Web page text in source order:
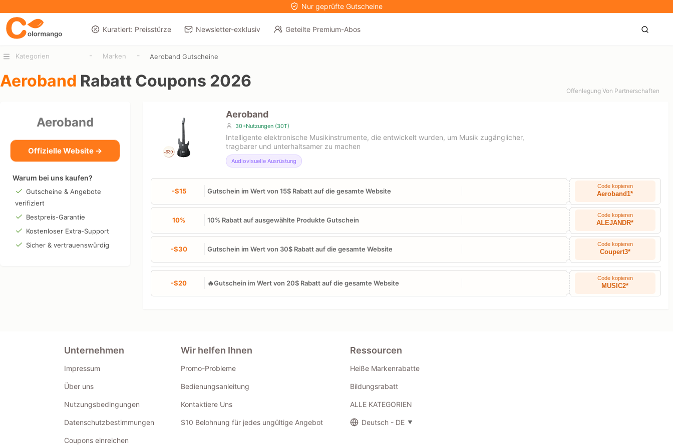
Nur geprüfte Gutscheine
Kuratiert: Preisstürze Newsletter-exklusiv Geteilte Premium-Abos
Kategorien - Marken - Aeroband Gutscheine
Aeroband Rabatt Coupons 2026
Offenlegung Von Partnerschaften
Aeroband
Offizielle Website →
Warum bei uns kaufen?
Gutscheine & Angebote
verifiziert
Bestpreis-Garantie
Kostenloser Extra-Support
Sicher & vertrauenswürdig
Aeroband
30+Nutzungen (30T)
Intelligente elektronische Musikinstrumente, die entwickelt wurden, um Musik zugänglicher,
tragbarer und unterhaltsamer zu machen
Audiovisuelle Ausrüstung
-$15 Gutschein im Wert von 15$ Rabatt auf die gesamte Website
Code kopieren
Aeroband1*
10% 10% Rabatt auf ausgewählte Produkte Gutschein
Code kopieren
ALEJANDR*
-$30 Gutschein im Wert von 30$ Rabatt auf die gesamte Website
Code kopieren
Coupert3*
-$20 🔥Gutschein im Wert von 20$ Rabatt auf die gesamte Website
Code kopieren
MUSIC2*
Unternehmen
Impressum
Über uns
Nutzungsbedingungen
Datenschutzbestimmungen
Coupons einreichen
Wir helfen Ihnen
Promo-Probleme
Bedienungsanleitung
Kontaktiere Uns
$10 Belohnung für jedes ungültige Angebot
Ressourcen
Heiße Markenrabatte
Bildungsrabatt
ALLE KATEGORIEN
Deutsch - DE